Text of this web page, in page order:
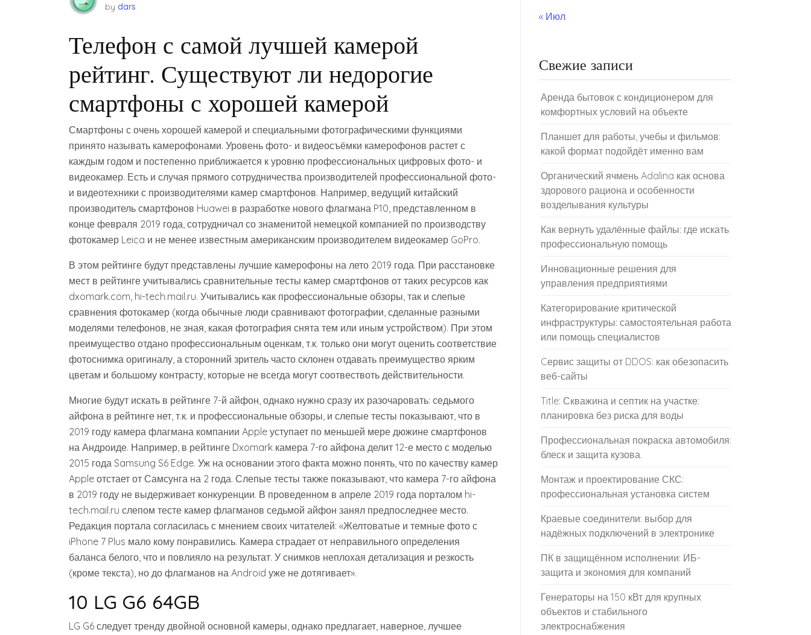
by dars
Телефон с самой лучшей камерой
рейтинг. Существуют ли недорогие
смартфоны с хорошей камерой
Смартфоны с очень хорошей камерой и специальными фотографическими функциями
принято называть камерофонами. Уровень фото- и видеосъёмки камерофонов растет с
каждым годом и постепенно приближается к уровню профессиональных цифровых фото- и
видеокамер. Есть и случая прямого сотрудничества производителей профессиональной фото-
и видеотехники с производителями камер смартфонов. Например, ведущий китайский
производитель смартфонов Huawei в разработке нового флагмана P10, представленном в
конце февраля 2019 года, сотрудничал со знаменитой немецкой компанией по производству
фотокамер Leica и не менее известным американским производителем видеокамер GoPro.
В этом рейтинге будут представлены лучшие камерофоны на лето 2019 года. При расстановке
мест в рейтинге учитывались сравнительные тесты камер смартфонов от таких ресурсов как
dxomark.com, hi-tech.mail.ru. Учитывались как профессиональные обзоры, так и слепые
сравнения фотокамер (когда обычные люди сравнивают фотографии, сделанные разными
моделями телефонов, не зная, какая фотография снята тем или иным устройством). При этом
преимущество отдано профессиональным оценкам, т.к. только они могут оценить соответствие
фотоснимка оригиналу, а сторонний зритель часто склонен отдавать преимущество ярким
цветам и большому контрасту, которые не всегда могут соотвествоть действительности.
Многие будут искать в рейтинге 7-й айфон, однако нужно сразу их разочаровать: седьмого
айфона в рейтинге нет, т.к. и профессиональные обзоры, и слепые тесты показывают, что в
2019 году камера флагмана компании Apple уступает по меньшей мере дюжине смартфонов
на Андроиде. Например, в рейтинге Dxomark камера 7-го айфона делит 12-е место с моделью
2015 года Samsung S6 Edge. Уж на основании этого факта можно понять, что по качеству камер
Apple отстает от Самсунга на 2 года. Слепые тесты также показывают, что камера 7-го айфона
в 2019 году не выдерживает конкуренции. В проведенном в апреле 2019 года порталом hi-
tech.mail.ru слепом тесте камер флагманов седьмой айфон занял предпоследнее место.
Редакция портала согласилась с мнением своих читателей: «Желтоватые и темные фото с
iPhone 7 Plus мало кому понравились. Камера страдает от неправильного определения
баланса белого, что и повлияло на результат. У снимков неплохая детализация и резкость
(кроме текста), но до флагманов на Android уже не дотягивает».
10 LG G6 64GB
LG G6 следует тренду двойной основной камеры, однако предлагает, наверное, лучшее
« Июл
Свежие записи
Аренда бытовок с кондиционером для
комфортных условий на объекте
Планшет для работы, учебы и фильмов:
какой формат подойдёт именно вам
Органический ячмень Adalina как основа
здорового рациона и особенности
возделывания культуры
Как вернуть удалённые файлы: где искать
профессиональную помощь
Инновационные решения для
управления предприятиями
Категорирование критической
инфраструктуры: самостоятельная работа
или помощь специалистов
Cервис защиты от DDOS: как обезопасить
веб-сайты
Title: Скважина и септик на участке:
планировка без риска для воды
Профессиональная покраска автомобиля:
блеск и защита кузова.
Монтаж и проектирование СКС:
профессиональная установка систем
Краевые соединители: выбор для
надёжных подключений в электронике
ПК в защищённом исполнении: ИБ-
защита и экономия для компаний
Генераторы на 150 кВт для крупных
объектов и стабильного
электроснабжения